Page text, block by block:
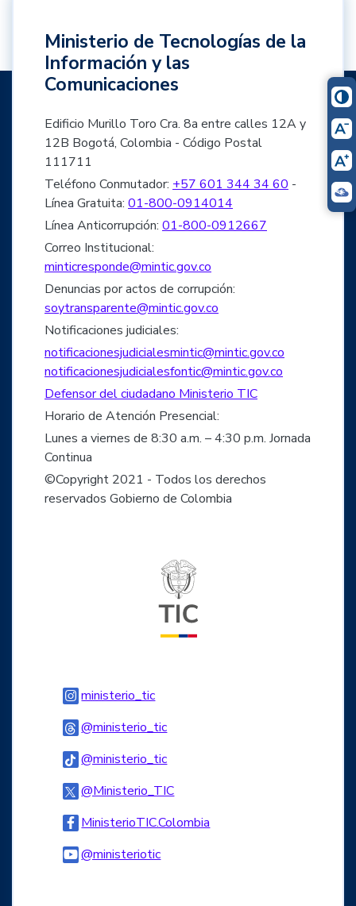
Ministerio de Tecnologías de la
Información y las
Comunicaciones
Edificio Murillo Toro Cra. 8a entre calles 12A y
12B Bogotá, Colombia - Código Postal
111711
Teléfono Conmutador: +57 601 344 34 60 -
Línea Gratuita: 01-800-0914014
Línea Anticorrupción: 01-800-0912667
Correo Institucional:
minticresponde@mintic.gov.co
Denuncias por actos de corrupción:
soytransparente@mintic.gov.co
Notificaciones judiciales:
notificacionesjudicialesmintic@mintic.gov.co
notificacionesjudicialesfontic@mintic.gov.co
Defensor del ciudadano Ministerio TIC
Horario de Atención Presencial:
Lunes a viernes de 8:30 a.m. – 4:30 p.m. Jornada
Continua
©Copyright 2021 - Todos los derechos
reservados Gobierno de Colombia
ministerio_ticLogo Instagram
@ministerio_ticLogo Threads
@ministerio_ticLogo Tiktok
@Ministerio_TICLogo Twitter
MinisterioTIC.Colombia
@ministerioticLogo Youtube